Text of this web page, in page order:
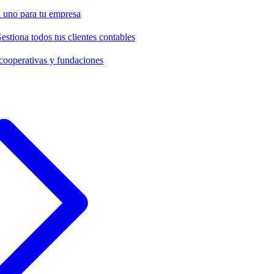
para tu empresa
todos tus clientes contables
y fundaciones